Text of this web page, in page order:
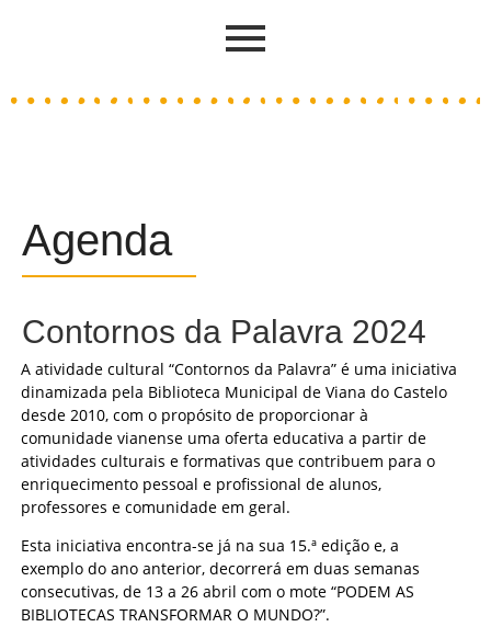
Agenda
Contornos da Palavra 2024
A atividade cultural “Contornos da Palavra” é uma iniciativa
dinamizada pela Biblioteca Municipal de Viana do Castelo
desde 2010, com o propósito de proporcionar à
comunidade vianense uma oferta educativa a partir de
atividades culturais e formativas que contribuem para o
enriquecimento pessoal e profissional de alunos,
professores e comunidade em geral.
Esta iniciativa encontra-se já na sua 15.ª edição e, a
exemplo do ano anterior, decorrerá em duas semanas
consecutivas, de 13 a 26 abril com o mote “PODEM AS
BIBLIOTECAS TRANSFORMAR O MUNDO?”.